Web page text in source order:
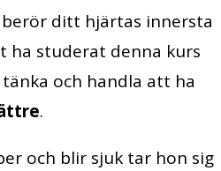
ditt hjärtas innersta
ha studerat denna kurs
och handla att ha
.
och blir sjuk tar hon sig